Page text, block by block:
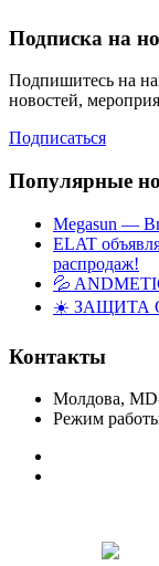
Подписка на
Подпишитесь на
новостей,
Подписаться
Популярные
Megasun —
ELAT
распродаж!
💦
☀️ ЗАЩИТА
Контакты
Молдова,
Режим